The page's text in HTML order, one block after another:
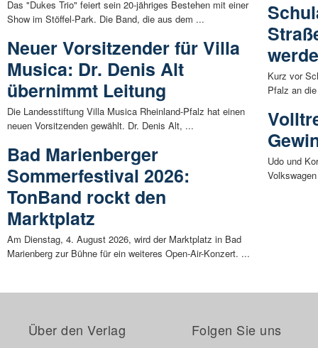
Das "Dukes Trio" feiert sein 20-jähriges Bestehen mit einer
Show im Stöffel-Park. Die Band, die aus dem ...
Neuer Vorsitzender für Villa
Musica: Dr. Denis Alt
übernimmt Leitung
Die Landesstiftung Villa Musica Rheinland-Pfalz hat einen
neuen Vorsitzenden gewählt. Dr. Denis Alt, ...
Bad Marienberger
Sommerfestival 2026:
TonBand rockt den
Marktplatz
Am Dienstag, 4. August 2026, wird der Marktplatz in Bad
Marienberg zur Bühne für ein weiteres Open-Air-Konzert. ...
Kurz vor
Pfalz an
Udo und
Über den Verlag Folgen Sie uns